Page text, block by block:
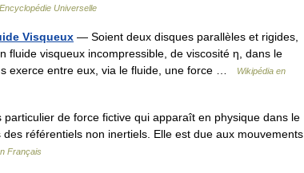
Encyclopédie Universelle
Visqueux — Soient deux disques parallèles et rigides,
fluide visqueux incompressible, de viscosité η, dans le
exerce entre eux, via le fluide, une force …
Wikipédia en
de force fictive qui apparaît en physique dans le
référentiels non inertiels. Elle est due aux mouvements
Français